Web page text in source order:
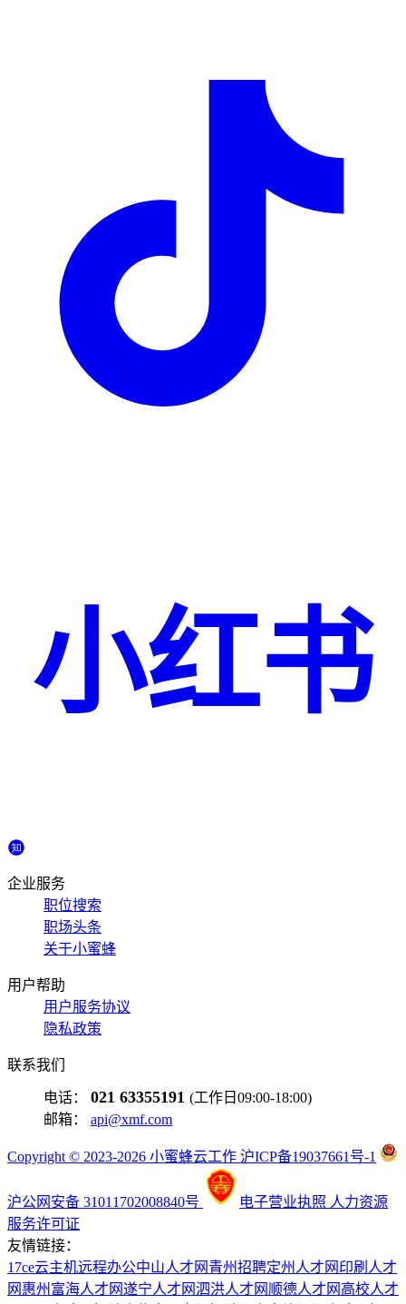
小红书
企业服务
职位搜索
职场头条
关于小蜜蜂
用户帮助
用户服务协议
隐私政策
联系我们
电话： 021 63355191 (工作日09:00-18:00)
邮箱： api@xmf.com
Copyright © 2023-2026 小蜜蜂云工作 沪ICP备19037661号-1
沪公网安备 31011702008840号 电子营业执照 人力资源
服务许可证
友情链接：
17ce云主机远程办公中山人才网 青州招聘定州人才网 印刷人才
网 惠州富海人才网遂宁人才网泗洪人才网 顺德人才网 高校人才